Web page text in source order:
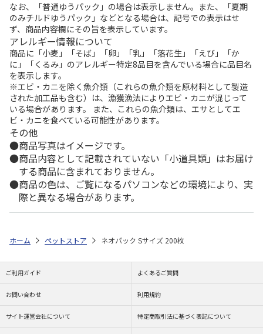
なお、「普通ゆうパック」の場合は表示しません。また、「夏期
のみチルドゆうパック」などとなる場合は、記号での表示はせ
ず、商品内容欄にその旨を表示しています。
アレルギー情報について
商品に「小麦」「そば」「卵」「乳」「落花生」「えび」「か
に」「くるみ」のアレルギー特定8品目を含んでいる場合に品目名
を表示します。
※エビ・カニを除く魚介類（これらの魚介類を原材料として製造
された加工品も含む）は、漁獲漁法によりエビ・カニが混じって
いる場合があります。 また、これらの魚介類は、エサとしてエ
ビ・カニを食べている可能性があります。
その他
商品写真はイメージです。
商品内容として記載されていない「小道具類」はお届け
する商品に含まれておりません。
商品の色は、ご覧になるパソコンなどの環境により、実
際と異なる場合があります。
ホーム ペットストア ネオパック Sサイズ 200枚
ご利用ガイド よくあるご質問
お問い合わせ 利用規約
サイト運営会社について 特定商取引法に基づく表記について